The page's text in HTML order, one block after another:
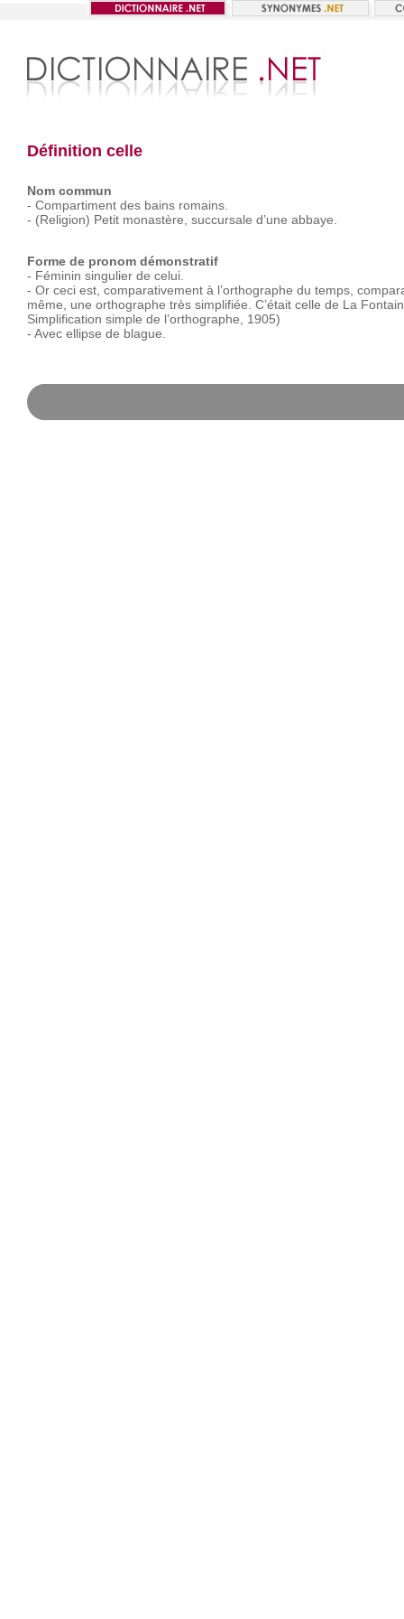
Définition celle
Nom commun
- Compartiment des bains romains.
- (Religion) Petit monastère, succursale d’une abbaye.
Forme de pronom démonstratif
- Féminin singulier de celui.
- Or ceci est, comparativement à l’orthographe du temps,
même,
une orthographe très simplifiée. C’était celle de La
Simplification simple de l’orthographe,
1905)
- Avec ellipse de blague.